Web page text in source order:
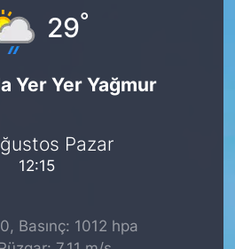
29°
Yer Yer Yağmur
Pazar
12:15
Basınç: 1012 hpa